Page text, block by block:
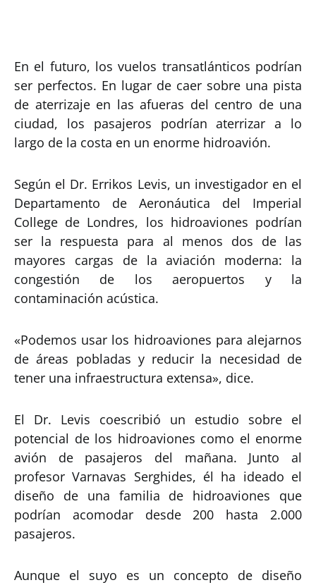
En el futuro, los vuelos transatlánticos podrían
ser perfectos. En lugar de caer sobre una pista
de aterrizaje en las afueras del centro de una
ciudad, los pasajeros podrían aterrizar a lo
largo de la costa en un enorme hidroavión.
Según el Dr. Errikos Levis, un investigador en el
Departamento de Aeronáutica del Imperial
College de Londres, los hidroaviones podrían
ser la respuesta para al menos dos de las
mayores cargas de la aviación moderna: la
congestión de los aeropuertos y la
contaminación acústica.
«Podemos usar los hidroaviones para alejarnos
de áreas pobladas y reducir la necesidad de
tener una infraestructura extensa», dice.
El Dr. Levis coescribió un estudio sobre el
potencial de los hidroaviones como el enorme
avión de pasajeros del mañana. Junto al
profesor Varnavas Serghides, él ha ideado el
diseño de una familia de hidroaviones que
podrían acomodar desde 200 hasta 2.000
pasajeros.
Aunque el suyo es un concepto de diseño